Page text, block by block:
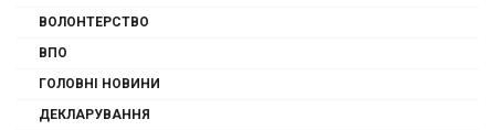
ВОЛОНТЕРСТВО
ВПО
ГОЛОВНІ НОВИНИ
ДЕКЛАРУВАННЯ